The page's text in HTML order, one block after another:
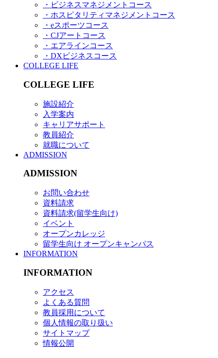
・ビジネスマネジメントコース
・ホスピタリティマネジメントコース
・eスポーツコース
・CJアートコース
・エアラインコース
・DXビジネスコース
COLLEGE LIFE
COLLEGE LIFE
施設紹介
入学案内
キャリアサポート
教員紹介
就職について
ADMISSION
ADMISSION
お問い合わせ
資料請求
資料請求(留学生向け)
イベント
オープンカレッジ
留学生向け オープンキャンパス
INFORMATION
INFORMATION
アクセス
よくある質問
教員採用について
個人情報の取り扱い
サイトマップ
情報公開